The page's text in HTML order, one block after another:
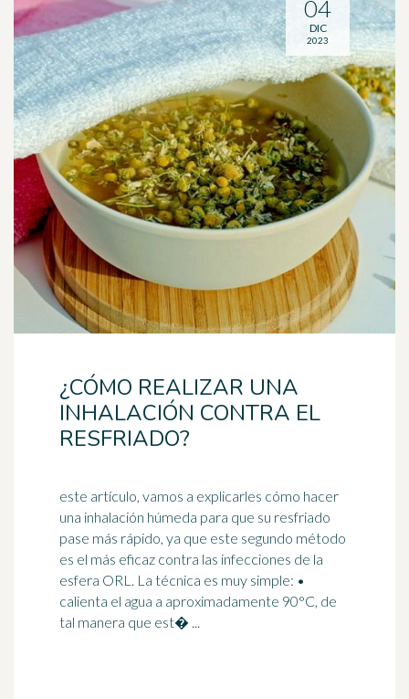
¿CÓMO REALIZAR UNA
INHALACIÓN CONTRA EL
RESFRIADO?
este artículo, vamos a explicarles cómo hacer
una inhalación húmeda para que su resfriado
pase más rápido, ya que este segundo método
es el más eficaz contra las infecciones de la
esfera ORL. La técnica es muy simple: •
calienta el agua a aproximadamente 90°C, de
tal manera que est� ...
04
DIC
2023